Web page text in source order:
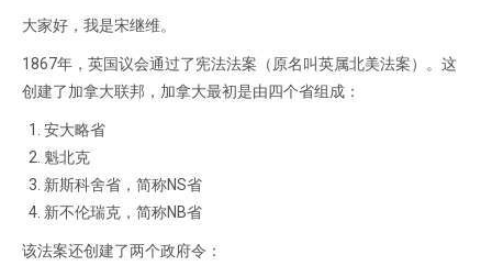
大家好，我是宋继维。
1867年，英国议会通过了宪法法案（原名叫英属北美法案）。这
创建了加拿大联邦，加拿大最初是由四个省组成：
安大略省
魁北克
新斯科舍省，简称NS省
新不伦瑞克，简称NB省
该法案还创建了两个政府令：